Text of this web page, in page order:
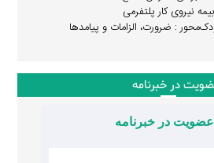
بیمه نیروی کار پلتفرمی
: ضرورت، الزامات و پیامدها
در خبرنامه
در خبرنامه